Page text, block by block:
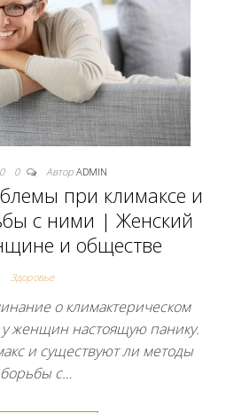
0 Автор ADMIN
при климаксе и
с ними | Женский
и обществе
Здоровье
о климактерическом
женщин настоящую панику.
и существуют ли методы
борьбы с…